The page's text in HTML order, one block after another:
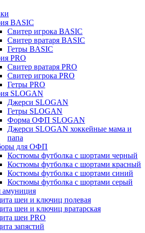
BASIC
Свитер игрока BASIC
Свитер вратаря BASIC
Гетры BASIC
PRO
Свитер вратаря PRO
Свитер игрока PRO
Гетры PRO
SLOGAN
Джерси SLOGAN
Гетры SLOGAN
Форма ОФП SLOGAN
Джерси SLOGAN хоккейные мама и
папа
для ОФП
Костюмы футболка с шортами черный
Костюмы футболка с шортами красный
Костюмы футболка с шортами синий
Костюмы футболка с шортами серый
амуниция
шеи и ключиц полевая
шеи и ключиц вратарская
шеи PRO
запястий